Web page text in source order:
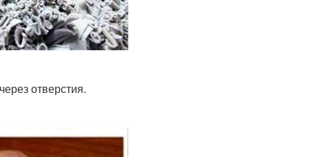
отверстия.